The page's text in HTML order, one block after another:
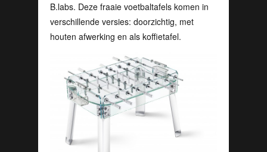
B.labs. Deze fraaie voetbaltafels komen in
verschillende versies: doorzichtig, met
houten afwerking en als koffietafel.